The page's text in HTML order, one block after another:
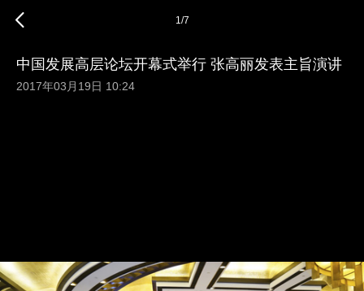
1/7
中国发展高层论坛开幕式举行 张高丽发表主旨演讲
2017年03月19日 10:24